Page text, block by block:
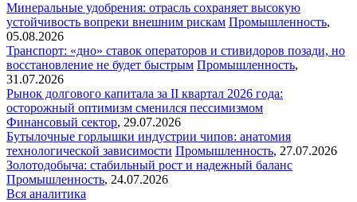
Минеральные удобрения: отрасль сохраняет высокую
устойчивость вопреки внешним рискам Промышленность,
05.08.2026
Транспорт: «дно» ставок операторов и стивидоров позади, но
восстановление не будет быстрым Промышленность,
31.07.2026
Рынок долгового капитала за II квартал 2026 года:
осторожный оптимизм сменился пессимизмом
Финансовый сектор, 29.07.2026
Бутылочные горлышки индустрии чипов: анатомия
технологической зависимости Промышленность, 27.07.2026
Золотодобыча: стабильный рост и надежный баланс
Промышленность, 24.07.2026
Вся аналитика